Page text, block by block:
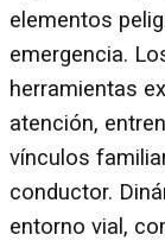
elementos
emergencia.
herramientas
atención,
vínculos
conductor.
entorno vial,